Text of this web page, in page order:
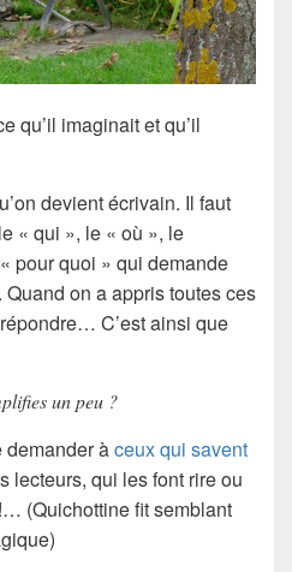
qu’il imaginait et qu’il
devient écrivain. Il faut
« qui », le « où », le
pour quoi » qui demande
on a appris toutes ces
C’est ainsi que
un peu ?
demander àceux qui savent
lecteurs, qui les font rire ou
(Quichottine fit semblant